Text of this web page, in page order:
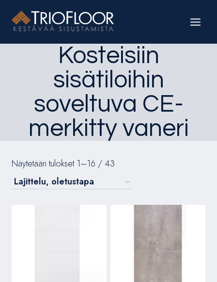
sisältöön
Kosteisiin
sisätiloihin
soveltuva CE-
merkitty vaneri
Näytetään tulokset 1–16 / 43